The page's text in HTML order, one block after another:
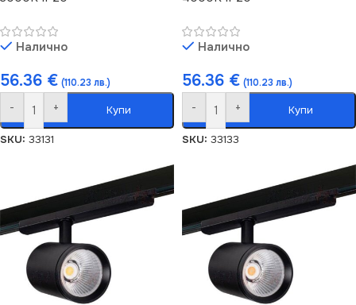
Налично
56.36 € (110.23 лв.)
- + Купи
SKU: 33131
Налично
56.36 € (110.23 лв.)
- + Купи
SKU: 33133